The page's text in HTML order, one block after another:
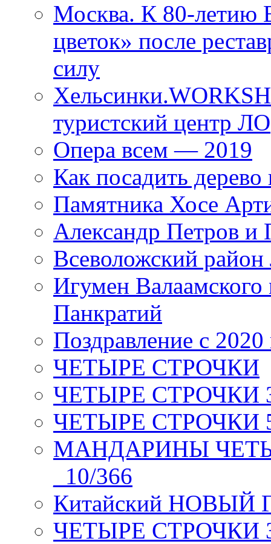
Москва. К 80-
цветок» после
силу
туристский центр ЛО
Опера всем — 2019
Как посадить дерево
Памятника Хосе
Александр Петров и
Всеволожский район
Игумен
Панкратий
Поздравление с 2020
ЧЕТЫРЕ СТРОЧКИ
ЧЕТЫРЕ СТРОЧКИ 3
ЧЕТЫРЕ СТРОЧКИ 5
МАНДАРИНЫ
_10/366
Китайский НОВЫЙ
ЧЕТЫРЕ СТРОЧКИ